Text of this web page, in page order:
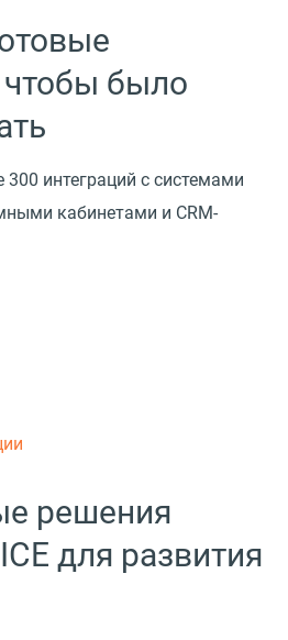
чтобы было
300 интеграций с системами
кабинетами и CRM-
решения
для развития